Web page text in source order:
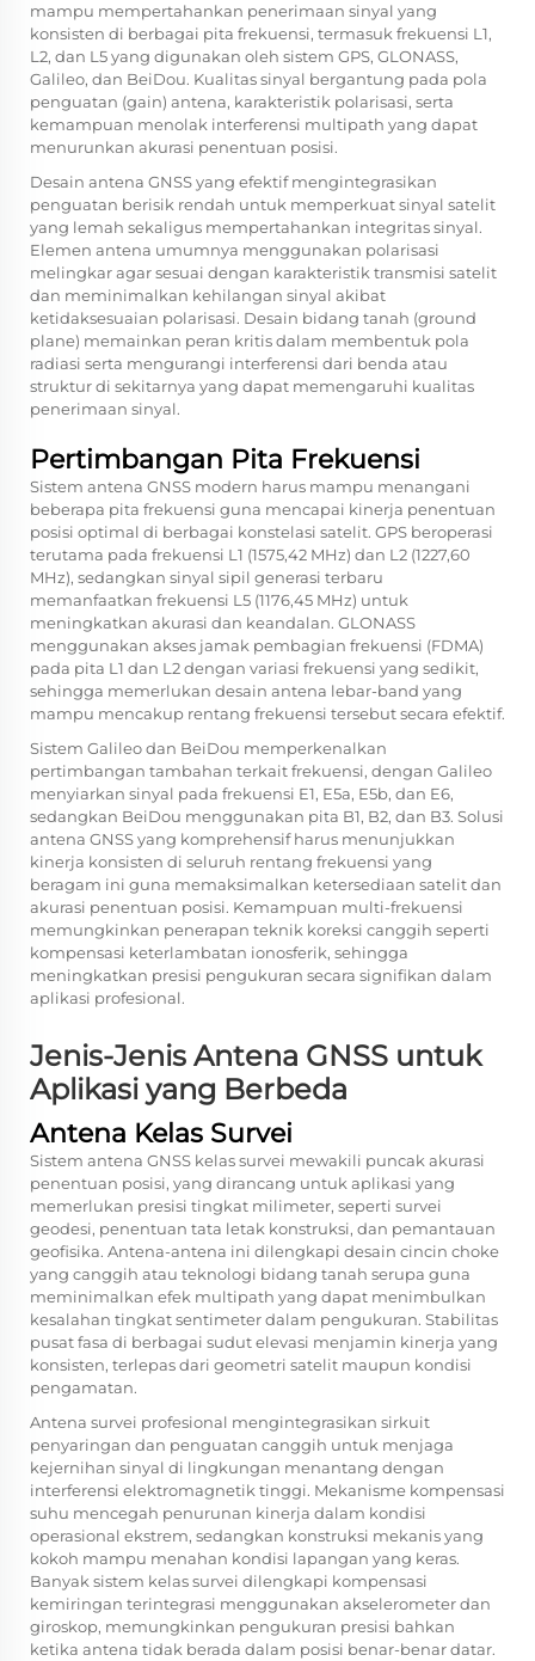
mampu mempertahankan penerimaan sinyal yang
konsisten di berbagai pita frekuensi, termasuk frekuensi L1,
L2, dan L5 yang digunakan oleh sistem GPS, GLONASS,
Galileo, dan BeiDou. Kualitas sinyal bergantung pada pola
penguatan (gain) antena, karakteristik polarisasi, serta
kemampuan menolak interferensi multipath yang dapat
menurunkan akurasi penentuan posisi.
Desain antena GNSS yang efektif mengintegrasikan
penguatan berisik rendah untuk memperkuat sinyal satelit
yang lemah sekaligus mempertahankan integritas sinyal.
Elemen antena umumnya menggunakan polarisasi
melingkar agar sesuai dengan karakteristik transmisi satelit
dan meminimalkan kehilangan sinyal akibat
ketidaksesuaian polarisasi. Desain bidang tanah (ground
plane) memainkan peran kritis dalam membentuk pola
radiasi serta mengurangi interferensi dari benda atau
struktur di sekitarnya yang dapat memengaruhi kualitas
penerimaan sinyal.
Pertimbangan Pita Frekuensi
Sistem antena GNSS modern harus mampu menangani
beberapa pita frekuensi guna mencapai kinerja penentuan
posisi optimal di berbagai konstelasi satelit. GPS beroperasi
terutama pada frekuensi L1 (1575,42 MHz) dan L2 (1227,60
MHz), sedangkan sinyal sipil generasi terbaru
memanfaatkan frekuensi L5 (1176,45 MHz) untuk
meningkatkan akurasi dan keandalan. GLONASS
menggunakan akses jamak pembagian frekuensi (FDMA)
pada pita L1 dan L2 dengan variasi frekuensi yang sedikit,
sehingga memerlukan desain antena lebar-band yang
mampu mencakup rentang frekuensi tersebut secara efektif.
Sistem Galileo dan BeiDou memperkenalkan
pertimbangan tambahan terkait frekuensi, dengan Galileo
menyiarkan sinyal pada frekuensi E1, E5a, E5b, dan E6,
sedangkan BeiDou menggunakan pita B1, B2, dan B3. Solusi
antena GNSS yang komprehensif harus menunjukkan
kinerja konsisten di seluruh rentang frekuensi yang
beragam ini guna memaksimalkan ketersediaan satelit dan
akurasi penentuan posisi. Kemampuan multi-frekuensi
memungkinkan penerapan teknik koreksi canggih seperti
kompensasi keterlambatan ionosferik, sehingga
meningkatkan presisi pengukuran secara signifikan dalam
aplikasi profesional.
Jenis-Jenis Antena GNSS untuk
Aplikasi yang Berbeda
Antena Kelas Survei
Sistem antena GNSS kelas survei mewakili puncak akurasi
penentuan posisi, yang dirancang untuk aplikasi yang
memerlukan presisi tingkat milimeter, seperti survei
geodesi, penentuan tata letak konstruksi, dan pemantauan
geofisika. Antena-antena ini dilengkapi desain cincin choke
yang canggih atau teknologi bidang tanah serupa guna
meminimalkan efek multipath yang dapat menimbulkan
kesalahan tingkat sentimeter dalam pengukuran. Stabilitas
pusat fasa di berbagai sudut elevasi menjamin kinerja yang
konsisten, terlepas dari geometri satelit maupun kondisi
pengamatan.
Antena survei profesional mengintegrasikan sirkuit
penyaringan dan penguatan canggih untuk menjaga
kejernihan sinyal di lingkungan menantang dengan
interferensi elektromagnetik tinggi. Mekanisme kompensasi
suhu mencegah penurunan kinerja dalam kondisi
operasional ekstrem, sedangkan konstruksi mekanis yang
kokoh mampu menahan kondisi lapangan yang keras.
Banyak sistem kelas survei dilengkapi kompensasi
kemiringan terintegrasi menggunakan akselerometer dan
giroskop, memungkinkan pengukuran presisi bahkan
ketika antena tidak berada dalam posisi benar-benar datar.